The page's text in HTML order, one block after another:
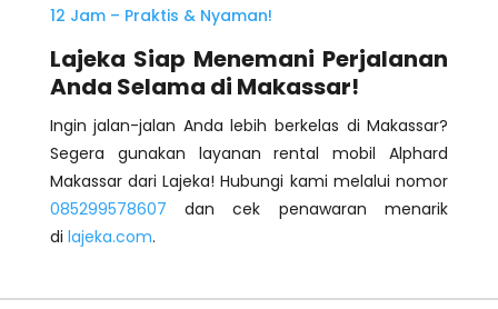
12 Jam – Praktis & Nyaman!
Lajeka Siap Menemani Perjalanan
Anda Selama di Makassar!
Ingin jalan-jalan Anda lebih berkelas di Makassar?
Segera gunakan layanan rental mobil Alphard
Makassar dari Lajeka! Hubungi kami melalui nomor
085299578607 dan cek penawaran menarik
di lajeka.com.